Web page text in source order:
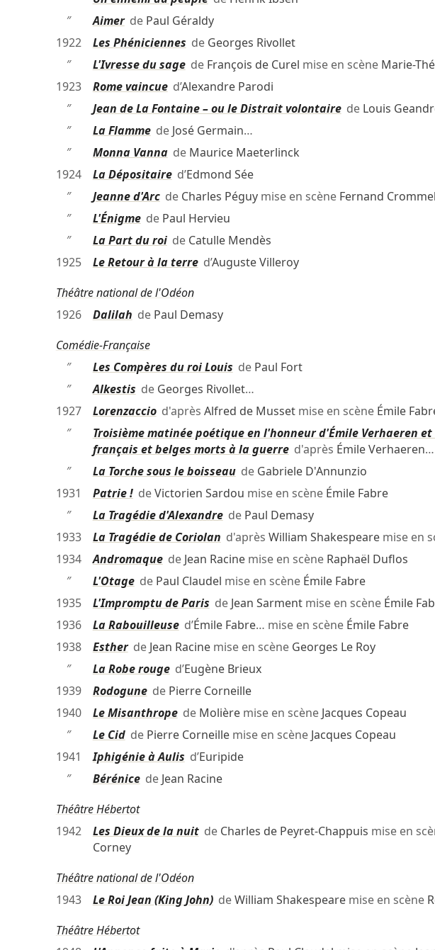
″
Aimerde Paul Géraldy
1922
Les Phéniciennes de Georges Rivollet
″
L'Ivresse du sagede François de Curel mise en scène Marie-
1923
Rome vaincued’Alexandre Parodi
″
Jean de La Fontaine – ou le Distrait volontairede Louis
″
La Flammede José Germain…
″
Monna Vannade Maurice Maeterlinck
1924
La Dépositaired’Edmond Sée
″
Jeanne d'Arcde Charles Péguymise en scène Fernand
″
L'Énigmede Paul Hervieu
″
La Part du roide Catulle Mendès
1925
Le Retour à la terred’Auguste Villeroy
Théâtre national de l'Odéon
1926
Dalilah de Paul Demasy
Comédie-Française
″
Les Compères du roi Louis de Paul Fort
″
Alkestis de Georges Rivollet…
1927
Lorenzacciod'après Alfred de Mussetmise en scène Émile
″
Troisième matinée poétique en l'honneur d'Émile Verhaeren et
français et belges morts à la guerred'après Émile Verhaeren…
″
La Torche sous le boisseaude Gabriele D'Annunzio
1931
Patrie !deVictorien Sardou mise en scène Émile Fabre
″
La Tragédie d'Alexandrede Paul Demasy
1933
La Tragédie de Coriolan d'après William Shakespearemise en
1934
Andromaquede Jean Racinemise en scène Raphaël Duflos
″
L'Otagede Paul Claudel mise en scène Émile Fabre
1935
L'Impromptu de Paris de Jean Sarmentmise en scène Émile
1936
La Rabouilleused’Émile Fabre… mise en scène Émile Fabre
1938
Estherde Jean Racinemise en scène Georges Le Roy
″
La Robe rouged’Eugène Brieux
1939
Rodogunede Pierre Corneille
1940
Le Misanthropede Molièremise en scène Jacques Copeau
″
Le Cidde Pierre Corneillemise en scène Jacques Copeau
1941
Iphigénie à Aulis d’Euripide
″
Bérénicede Jean Racine
Théâtre Hébertot
1942
Les Dieux de la nuitde Charles de Peyret-Chappuis mise en
Corney
Théâtre national de l'Odéon
1943
Le Roi Jean (King John)deWilliam Shakespearemise en scène
Théâtre Hébertot